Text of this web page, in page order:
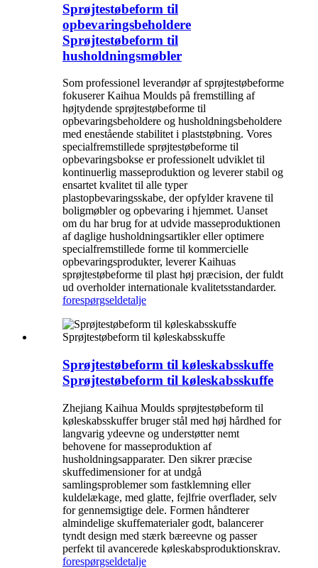
Sprøjtestøbeform til
opbevaringsbeholdere
Sprøjtestøbeform til
husholdningsmøbler
Som professionel leverandør af sprøjtestøbeforme
fokuserer Kaihua Moulds på fremstilling af
højtydende sprøjtestøbeforme til
opbevaringsbeholdere og husholdningsbeholdere
med enestående stabilitet i plaststøbning. Vores
specialfremstillede sprøjtestøbeforme til
opbevaringsbokse er professionelt udviklet til
kontinuerlig masseproduktion og leverer stabil og
ensartet kvalitet til alle typer
plastopbevaringsskabe, der opfylder kravene til
boligmøbler og opbevaring i hjemmet. Uanset
om du har brug for at udvide masseproduktionen
af ​​daglige husholdningsartikler eller optimere
specialfremstillede forme til kommercielle
opbevaringsprodukter, leverer Kaihuas
sprøjtestøbeforme til plast høj præcision, der fuldt
ud overholder internationale kvalitetsstandarder.
forespørgseldetalje
Sprøjtestøbeform til køleskabsskuffe
Sprøjtestøbeform til køleskabsskuffe
Zhejiang Kaihua Moulds sprøjtestøbeform til
køleskabsskuffer bruger stål med høj hårdhed for
langvarig ydeevne og understøtter nemt
behovene for masseproduktion af
husholdningsapparater. Den sikrer præcise
skuffedimensioner for at undgå
samlingsproblemer som fastklemning eller
kuldelækage, med glatte, fejlfrie overflader, selv
for gennemsigtige dele. Formen håndterer
almindelige skuffematerialer godt, balancerer
tyndt design med stærk bæreevne og passer
perfekt til avancerede køleskabsproduktionskrav.
forespørgseldetalje